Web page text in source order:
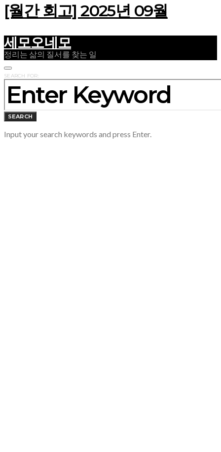
[월간 회고] 2025년 09월
세모오네모
정리는 삶의 질서를 찾는 일
SEARCH FOR:
SEARCH
Input your search keywords and press Enter.